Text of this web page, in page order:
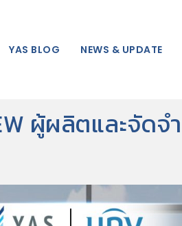
YAS BLOG NEWS & UPDATE
ผู้ผลิตและจัด